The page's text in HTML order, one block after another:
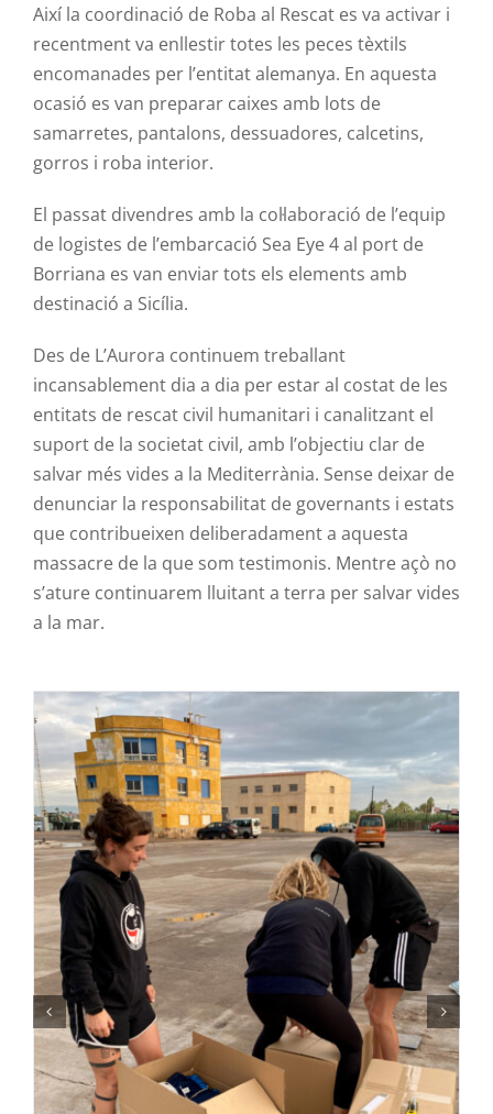
Així la coordinació de Roba al Rescat es va activar i
recentment va enllestir totes les peces tèxtils
encomanades per l’entitat alemanya. En aquesta
ocasió es van preparar caixes amb lots de
samarretes, pantalons, dessuadores, calcetins,
gorros i roba interior.
El passat divendres amb la col·laboració de l’equip
de logistes de l’embarcació Sea Eye 4 al port de
Borriana es van enviar tots els elements amb
destinació a Sicília.
Des de L’Aurora continuem treballant
incansablement dia a dia per estar al costat de les
entitats de rescat civil humanitari i canalitzant el
suport de la societat civil, amb l’objectiu clar de
salvar més vides a la Mediterrània. Sense deixar de
denunciar la responsabilitat de governants i estats
que contribueixen deliberadament a aquesta
massacre de la que som testimonis. Mentre açò no
s’ature continuarem lluitant a terra per salvar vides
a la mar.